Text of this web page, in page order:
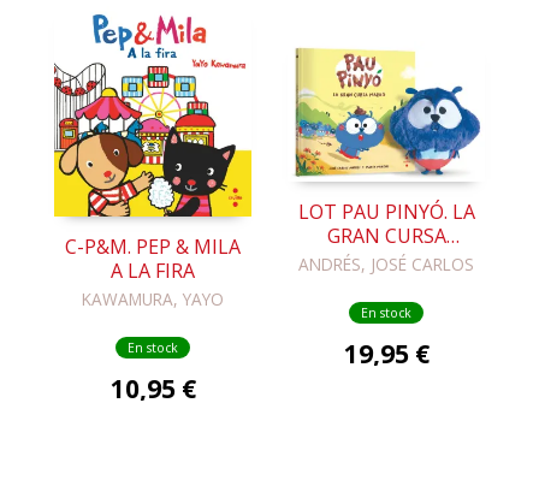
C-P&M. PEP & MILA
A LA FIRA
KAWAMURA, YAYO
En stock
10,95 €
LOT PAU PINYÓ. LA
GRAN CURSA
MARRÓ + NINO
ANDRÉS, JOSÉ CARLOS
En stock
19,95 €